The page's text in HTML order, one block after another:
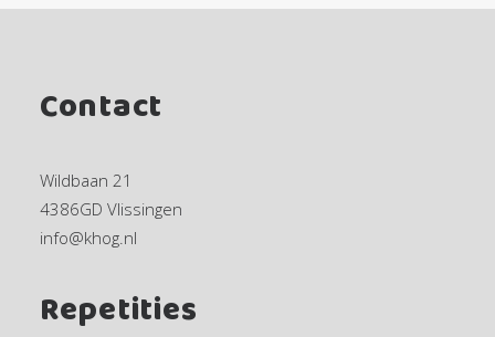
Contact
Wildbaan 21
4386GD Vlissingen
info@khog.nl
Repetities